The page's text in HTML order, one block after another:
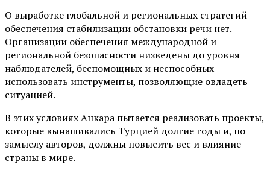
О выработке глобальной и региональных стратегий
обеспечения стабилизации обстановки речи нет.
Организации обеспечения международной и
региональной безопасности низведены до уровня
наблюдателей, беспомощных и неспособных
использовать инструменты, позволяющие овладеть
ситуацией.
В этих условиях Анкара пытается реализовать проекты,
которые вынашивались Турцией долгие годы и, по
замыслу авторов, должны повысить вес и влияние
страны в мире.